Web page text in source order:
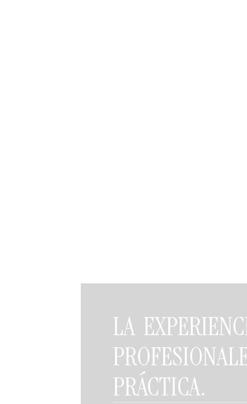
LA
PRÁCTICA.